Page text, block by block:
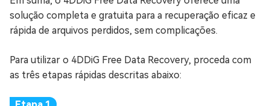
solução completa e gratuita para a recuperação eficaz e
rápida de arquivos perdidos, sem complicações.
Para utilizar o 4DDiG Free Data Recovery, proceda com
as três etapas rápidas descritas abaixo: